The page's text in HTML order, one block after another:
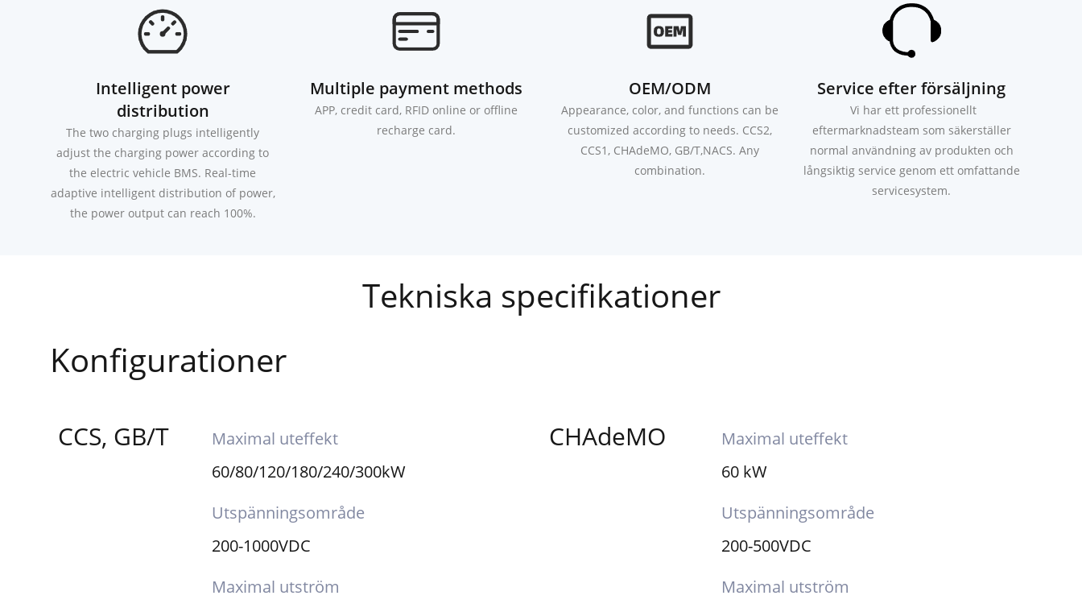
Intelligent power
distribution
The two charging plugs intelligently
adjust the charging power according to
the electric vehicle BMS. Real-time
adaptive intelligent distribution of power,
the power output can reach 100%.
Multiple payment methods
APP, credit card, RFID online or offline
recharge card.
OEM/ODM
Appearance, color, and functions can be
customized according to needs. CCS2,
CCS1, CHAdeMO, GB/T,NACS. Any
combination.
Service efter försäljning
Vi har ett professionellt
eftermarknadsteam som säkerställer
normal användning av produkten och
långsiktig service genom ett omfattande
servicesystem.
Tekniska specifikationer
Konfigurationer
CCS, GB/T
Maximal uteffekt
60/80/120/180/240/300kW
Utspänningsområde
200-1000VDC
Maximal utström
CHAdeMO
Maximal uteffekt
60 kW
Utspänningsområde
200-500VDC
Maximal utström